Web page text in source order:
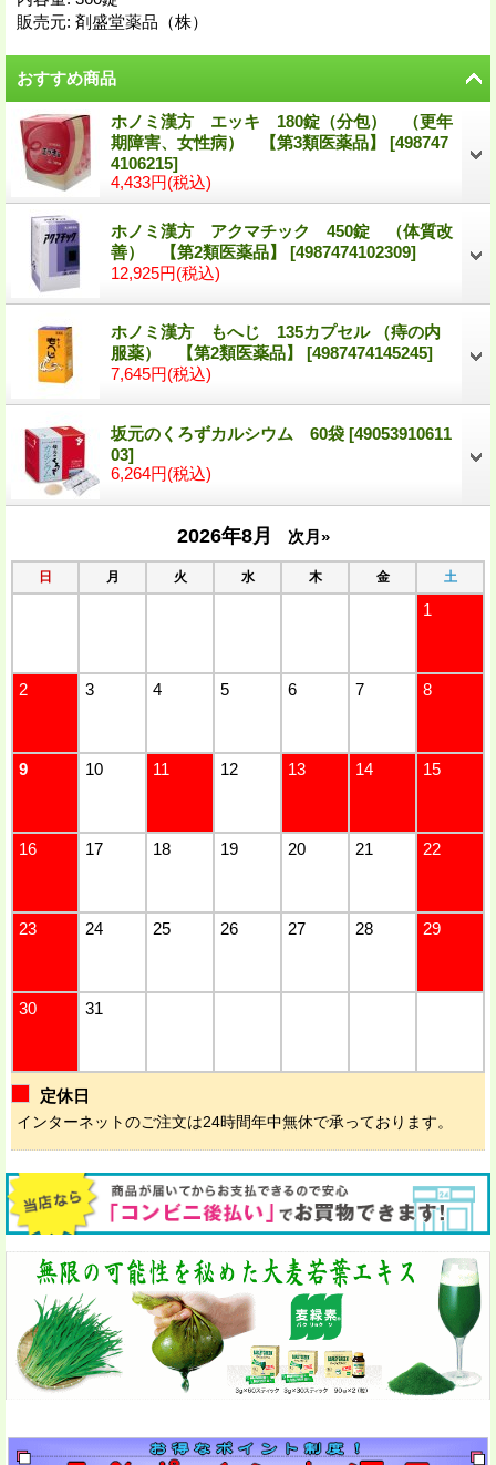
販売元: 剤盛堂薬品（株）
おすすめ商品
ホノミ漢方 エッキ 180錠（分包） （更年
期障害、女性病） 【第3類医薬品】 [498747
4106215]
4,433円(税込)
ホノミ漢方 アクマチック 450錠 （体質改
善） 【第2類医薬品】 [4987474102309]
12,925円(税込)
ホノミ漢方 もへじ 135カプセル （痔の内
服薬） 【第2類医薬品】 [4987474145245]
7,645円(税込)
坂元のくろずカルシウム 60袋 [49053910611
03]
6,264円(税込)
2026年8月 次月»
日 月 火 水 木 金 土
1
2 3 4 5 6 7 8
9 10 11 12 13 14 15
16 17 18 19 20 21 22
23 24 25 26 27 28 29
30 31
定休日
インターネットのご注文は24時間年中無休で承っております。